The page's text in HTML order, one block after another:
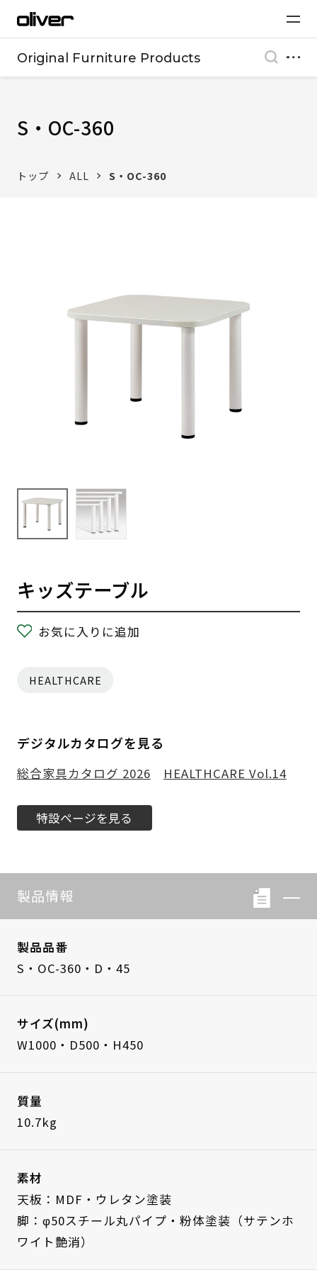
Original Furniture Products
S・OC-360
トップ ALL S・OC-360
キッズテーブル
お気に入りに追加
HEALTHCARE
デジタルカタログを見る
総合家具カタログ 2026 HEALTHCARE Vol.14
特設ページを見る
製品情報
製品品番
S・OC-360・D・45
サイズ(mm)
W1000・D500・H450
質量
10.7kg
素材
天板：MDF・ウレタン塗装
脚：φ50スチール丸パイプ・粉体塗装（サテンホ
ワイト艶消）